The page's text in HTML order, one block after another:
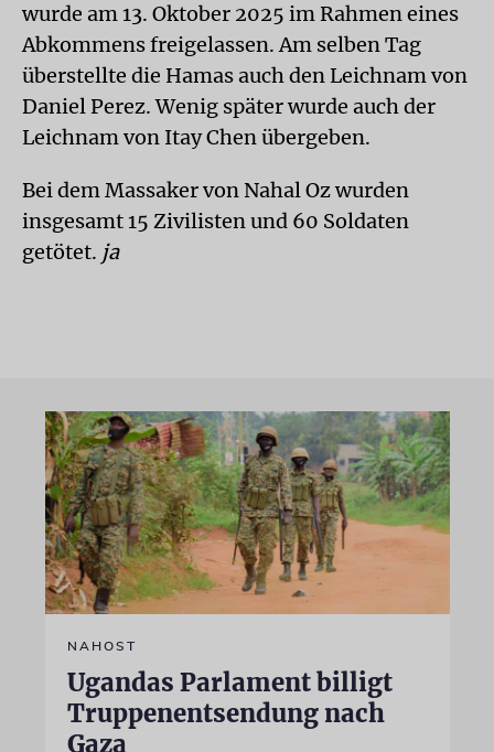
wurde am 13. Oktober 2025 im Rahmen eines
Abkommens freigelassen. Am selben Tag
überstellte die Hamas auch den Leichnam von
Daniel Perez. Wenig später wurde auch der
Leichnam von Itay Chen übergeben.
Bei dem Massaker von Nahal Oz wurden
insgesamt 15 Zivilisten und 60 Soldaten
getötet. ja
NAHOST
Ugandas Parlament billigt
Truppenentsendung nach
Gaza